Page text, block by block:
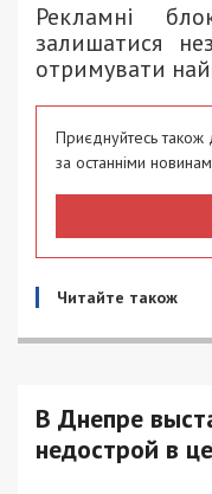
Рекламні
залишатися
отримувати
Приєднуйтесь
за останніми
Читайте також
В Днепре
недострой в